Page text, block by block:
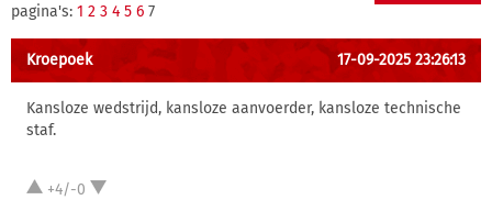
pagina's: 1 2 3 4 5 6 7
Kroepoek 17-09-2025 23:26:13
Kansloze wedstrijd, kansloze aanvoerder, kansloze technische
staf.
+4/-0